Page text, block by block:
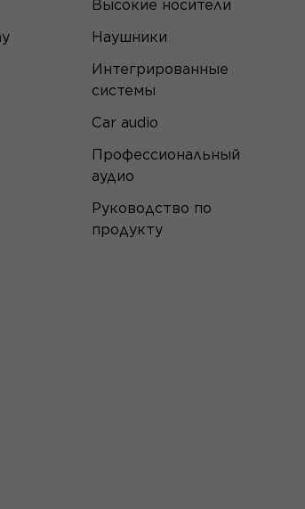
Высокие носители
Наушники
Интегрированные
системы
Car audio
Профессиональный
аудио
Руководство по
продукту